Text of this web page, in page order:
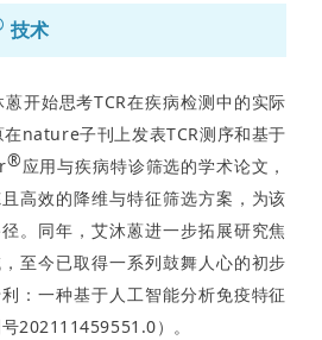
技术
开始思考TCR在疾病检测中的实际
nature子刊上发表TCR测序和基于
®应用与疾病特诊筛选的学术论文，
高效的降维与特征筛选方案，为该
。 同年，艾沐蒽进一步拓展研究焦
至今已取得一系列鼓舞人心的初步
：一种基于人工智能分析免疫特征
202111459551.0）。